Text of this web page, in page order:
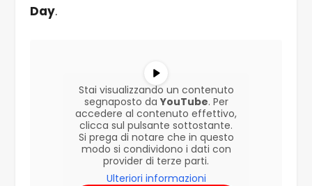
Day.
Stai visualizzando un contenuto
segnaposto daYouTube. Per
accedere al contenuto effettivo,
clicca sul pulsante sottostante.
Si prega di notare che in questo
modo si condividono i dati con
provider di terze parti.
Ulteriori informazioni